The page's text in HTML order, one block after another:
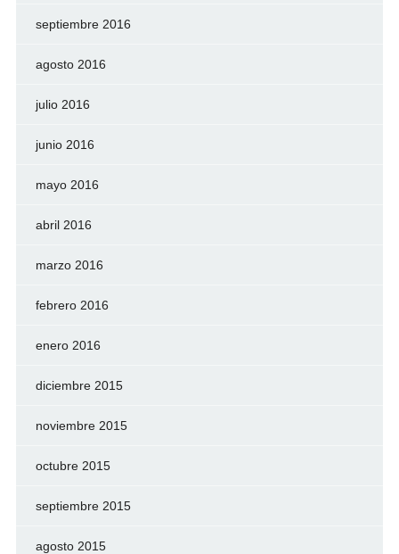
septiembre 2016
agosto 2016
julio 2016
junio 2016
mayo 2016
abril 2016
marzo 2016
febrero 2016
enero 2016
diciembre 2015
noviembre 2015
octubre 2015
septiembre 2015
agosto 2015